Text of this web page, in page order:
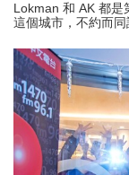
Lokman 和 AK 都是
這個城市，不約而同